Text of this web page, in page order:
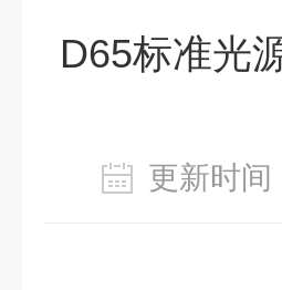
D65标准光
更新时